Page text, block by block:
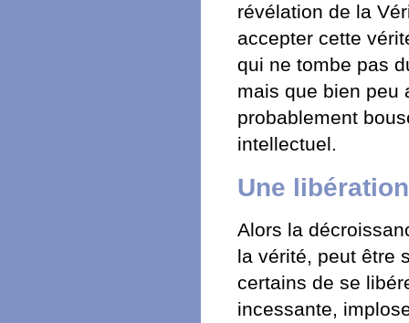
révélation de la
accepter cette
qui ne tombe pas
mais que bien peu
probablement
intellectuel.
Une
Alors la
la vérité, peut être
certains de se
incessante,